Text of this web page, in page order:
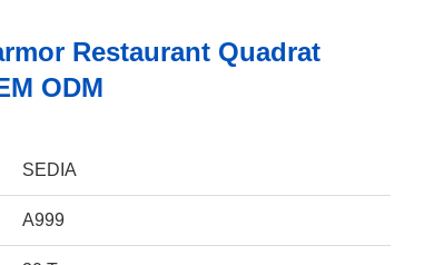
Restaurant Quadrat
ODM
SEDIA
A999